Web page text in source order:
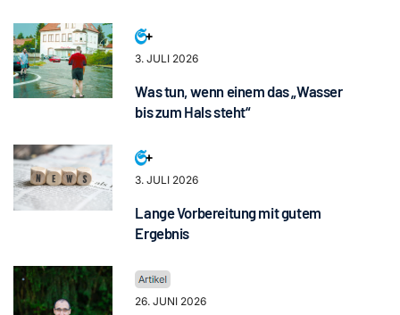
3. JULI 2026
Was tun, wenn einem das „Wasser
bis zum Hals steht“
3. JULI 2026
Lange Vorbereitung mit gutem
Ergebnis
26. JUNI 2026